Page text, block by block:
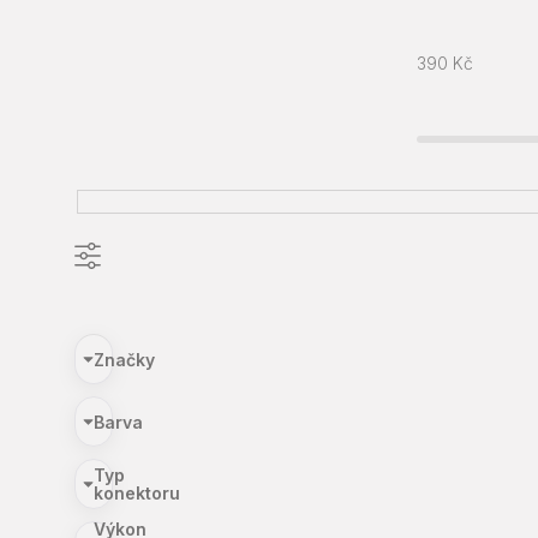
390 Kč
Značky
Barva
Typ
konektoru
Výkon